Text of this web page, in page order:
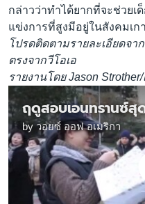
กล่าวว่าทำได้ยากที่จะช่วยเ
แข่งการที่สูงมีอยู่ในสังคมเก
โปรดติดตามรายละเอียดจา
ตรงจากวีโอเอ
รายงานโดย Jason
by วอยซ์ ออฟ อเมริกา
No media